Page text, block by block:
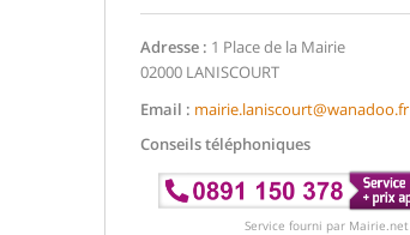
Adresse : 1 Place de la Mairie
02000 LANISCOURT
Email : mairie.laniscourt@wanadoo.fr
Conseils téléphoniques
Service fourni par Mairie.net